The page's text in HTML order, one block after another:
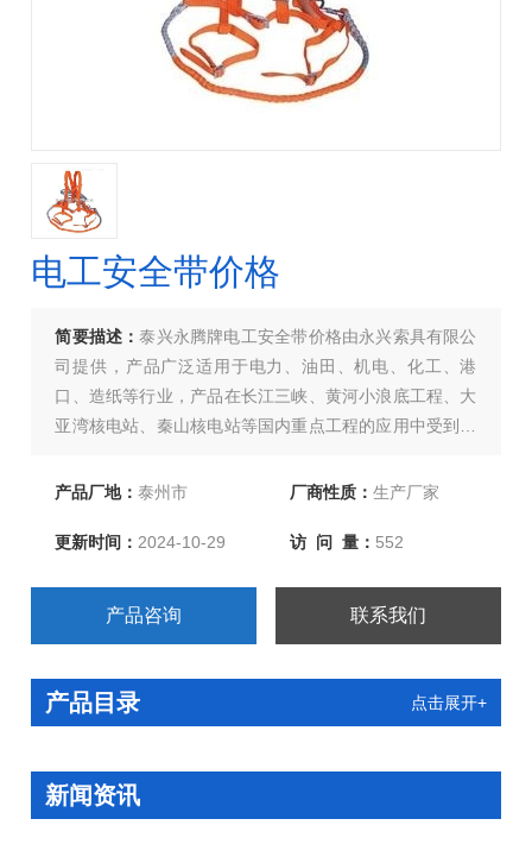
电工安全带价格
简要描述：泰兴永腾牌电工安全带价格由永兴索具有限公
司提供，产品广泛适用于电力、油田、机电、化工、港
口、造纸等行业，产品在长江三峡、黄河小浪底工程、大
亚湾核电站、秦山核电站等国内重点工程的应用中受到了
产品厂地：泰州市 厂商性质： 生产厂家
更新时间：2024-10-29 访 问 量： 552
产品咨询 联系我们
产品目录 点击展开+
新闻资讯